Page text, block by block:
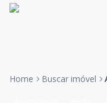
Home Buscar imóvel